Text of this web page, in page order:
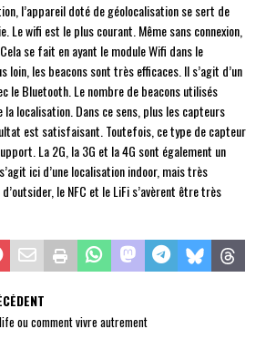
l’appareil doté de géolocalisation se sert de
Le wifi est le plus courant. Même sans connexion,
se fait en ayant le module Wifi dans le
loin, les beacons sont très efficaces. Il s’agit d’un
le Bluetooth. Le nombre de beacons utilisés
localisation. Dans ce sens, plus les capteurs
est satisfaisant. Toutefois, ce type de capteur
La 2G, la 3G et la 4G sont également un
ici d’une localisation indoor, mais très
le NFC et le LiFi s’avèrent être très
ou comment vivre autrement